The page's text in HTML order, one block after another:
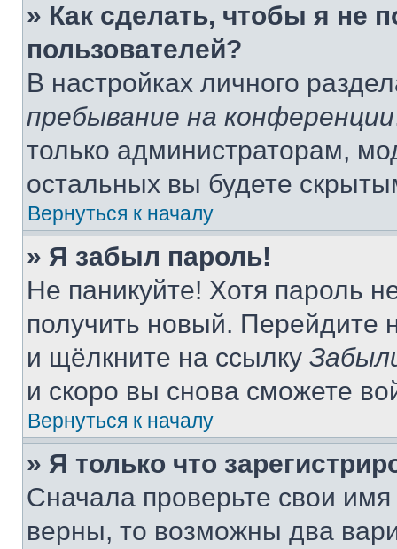
» Как сделать, чтобы я не
пользователей?
В настройках личного
пребывание на конференции
только администраторам,
остальных вы будете
Вернуться к началу
» Я забыл пароль!
Не паникуйте! Хотя пароль
получить новый. Перейдите
и щёлкните на ссылку
и скоро вы снова сможете
Вернуться к началу
» Я только что
Сначала проверьте свои
верны, то возможны два